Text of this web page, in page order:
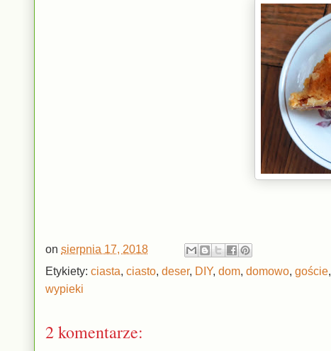
on sierpnia 17, 2018
Etykiety: ciasta, ciasto, deser, DIY, dom, domowo, goście,
wypieki
2 komentarze: